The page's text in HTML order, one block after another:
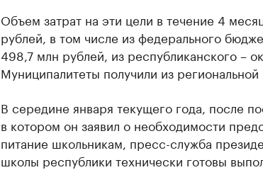
Объем затрат на эти цели в течение 4
рублей, в том числе из федерального
498,7 млн рублей, из республиканского –
Муниципалитеты получили из
В середине января текущего года, после
в котором он заявил о необходимости
питание школьникам, пресс-служба
школы республики технически готовы